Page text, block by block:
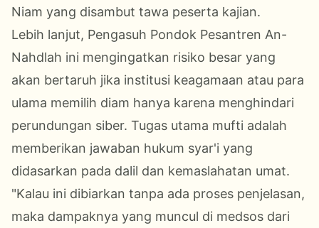
Niam yang disambut tawa peserta kajian.
​Lebih lanjut, Pengasuh Pondok Pesantren An-
Nahdlah ini mengingatkan risiko besar yang
akan bertaruh jika institusi keagamaan atau para
ulama memilih diam hanya karena menghindari
perundungan siber. Tugas utama mufti adalah
memberikan jawaban hukum syar'i yang
didasarkan pada dalil dan kemaslahatan umat.
​"Kalau ini dibiarkan tanpa ada proses penjelasan,
maka dampaknya yang muncul di medsos dari